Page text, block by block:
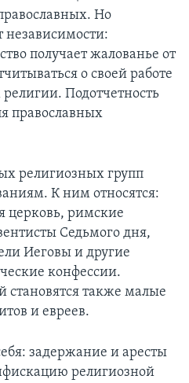
Но
независимости:
получает жалованье от
о своей работе
Подотчетность
православных
религиозных групп
К ним относятся:
церковь, римские
Седьмого дня,
Иеговы и другие
конфессии.
становятся также малые
и евреев.
задержание и аресты
религиозной